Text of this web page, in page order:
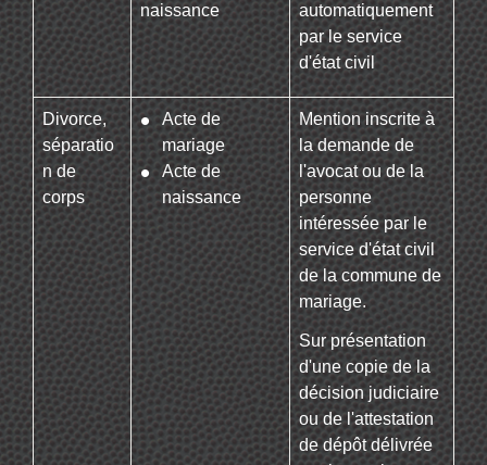
naissance
automatiquement
par le service
d'état civil
Divorce,
séparatio
n de
corps
Acte de
mariage
Acte de
naissance
Mention inscrite à
la demande de
l'avocat ou de la
personne
intéressée par le
service d'état civil
de la commune de
mariage.
Sur présentation
d'une copie de la
décision judiciaire
ou de l'attestation
de dépôt délivrée